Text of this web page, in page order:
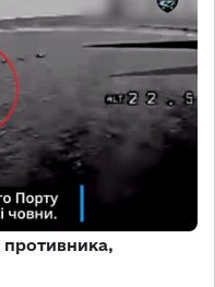
противника,